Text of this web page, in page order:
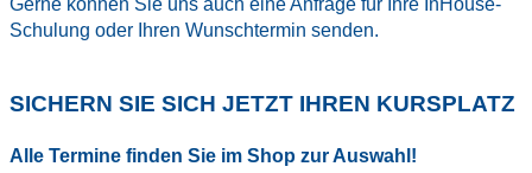
Schulung oder Ihren Wunschtermin senden.
SICHERN SIE SICH JETZT IHREN KURSPLATZ
Alle Termine finden Sie im Shop zur Auswahl!